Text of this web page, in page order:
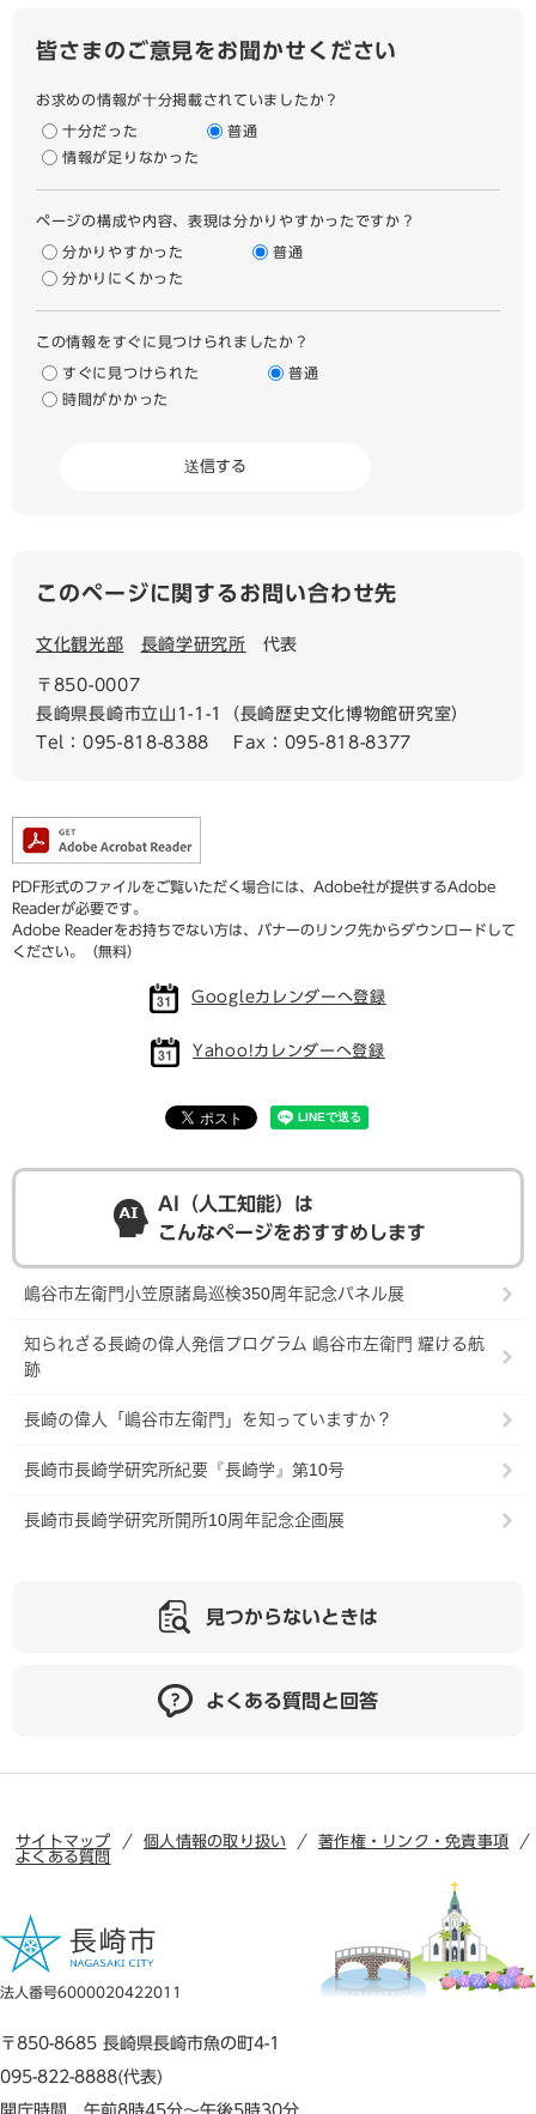
皆さまのご意見をお聞かせください
お求めの情報が十分掲載されていましたか？
十分だった
普通
情報が足りなかった
ページの構成や内容、表現は分かりやすかったですか？
分かりやすかった
普通
分かりにくかった
この情報をすぐに見つけられましたか？
すぐに見つけられた
普通
時間がかかった
このページに関するお問い合わせ先
文化観光部 長崎学研究所 代表
〒850-0007
長崎県長崎市立山1-1-1（長崎歴史文化博物館研究室）
Tel：095-818-8388
Fax：095-818-8377
PDF形式のファイルをご覧いただく場合には、Adobe社が提供するAdobe
Readerが必要です。
Adobe Readerをお持ちでない方は、バナーのリンク先からダウンロードして
ください。（無料）
Googleカレンダーへ登録
Yahoo!カレンダーへ登録
AI（人工知能）は
こんなページをおすすめします
嶋谷市左衛門小笠原諸島巡検350周年記念パネル展
知られざる長崎の偉人発信プログラム 嶋谷市左衛門 耀ける航
跡
長崎の偉人「嶋谷市左衛門」を知っていますか？
長崎市長崎学研究所紀要『長崎学』第10号
長崎市長崎学研究所開所10周年記念企画展
見つからないときは
よくある質問と回答
サイトマップ 個人情報の取り扱い
著作権・リンク・免責事項
よくある質問
法人番号6000020422011
〒850-8685 長崎県長崎市魚の町4-1
095-822-8888(代表)
開庁時間 午前8時45分～午後5時30分